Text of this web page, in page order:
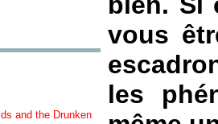
and the Drunken
vous
les